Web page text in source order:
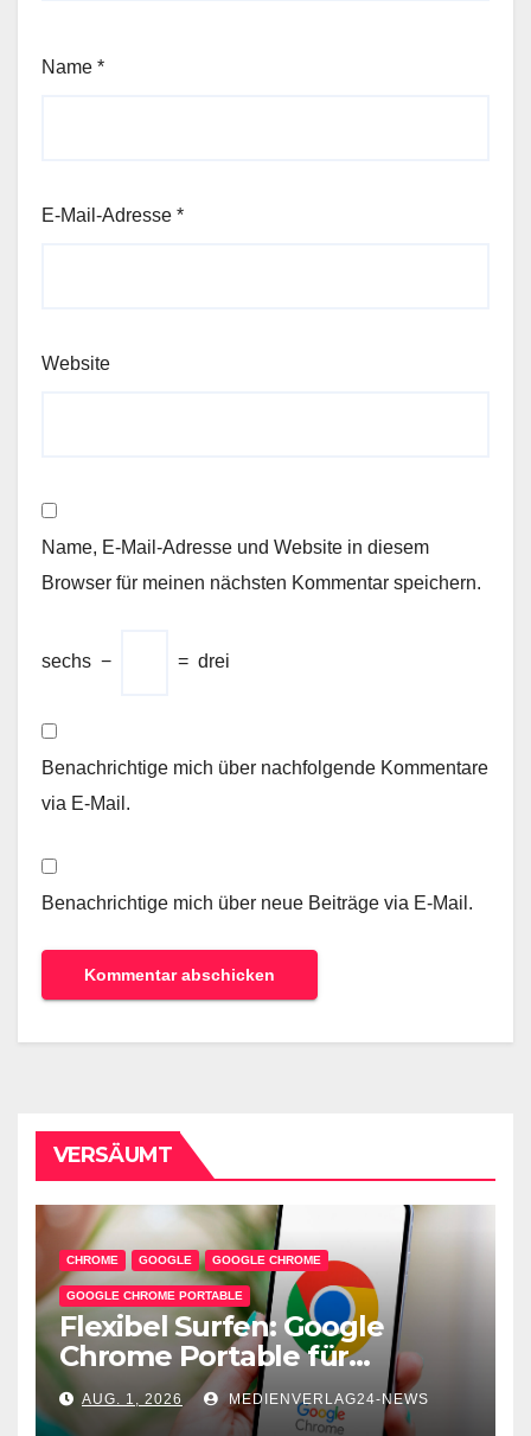
Name *
E-Mail-Adresse *
Website
Name, E-Mail-Adresse und Website in diesem
Browser für meinen nächsten Kommentar speichern.
sechs − = drei
Benachrichtige mich über nachfolgende Kommentare
via E-Mail.
Benachrichtige mich über neue Beiträge via E-Mail.
VERSÄUMT
CHROME GOOGLE GOOGLE CHROME
GOOGLE CHROME PORTABLE
Flexibel Surfen: Google
Chrome Portable für
unterwegs
AUG. 1, 2026 MEDIENVERLAG24-NEWS